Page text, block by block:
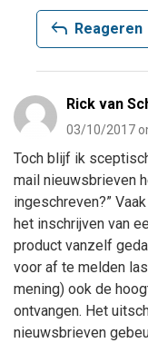
reply Reageren
Rick van
03/10/2017
Toch blijf ik
mail nieuwsbrieven
ingeschreven?”
het inschrijven van
product vanzelf
voor af te melden
mening) ook de
ontvangen. Het
nieuwsbrieven